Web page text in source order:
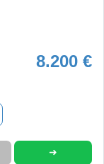
8.200 €
➜